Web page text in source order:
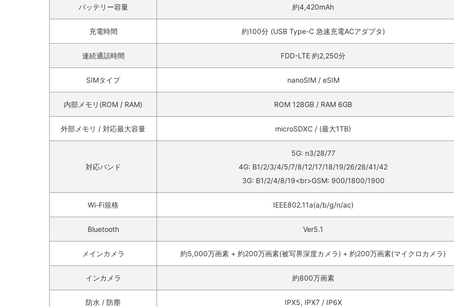
バッテリー容量 約4,420mAh
充電時間 約100分 (USB Type-C 急速充電ACアダプタ)
連続通話時間 FDD-LTE 約2,250分
SIMタイプ nanoSIM / eSIM
内部メモリ(ROM / RAM) ROM 128GB / RAM 6GB
外部メモリ / 対応最大容量 microSDXC / (最大1TB)
対応バンド
5G: n3/28/77
4G: B1/2/3/4/5/7/8/12/17/18/19/26/28/41/42
3G: B1/2/4/8/19<br>GSM: 900/1800/1900
Wi-Fi規格 IEEE802.11a(a/b/g/n/ac)
Bluetooth Ver5.1
メインカメラ 約5,000万画素 + 約200万画素(被写界深度カメラ) + 約200万画素(マイクロカメラ)
インカメラ 約800万画素
防水 / 防塵 IPX5, IPX7 / IP6X